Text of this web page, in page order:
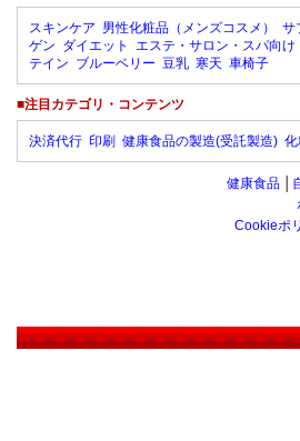
スキンケア 男性化粧品（メンズコスメ） サ
ゲン ダイエット エステ・サロン・スパ向け
テイン ブルーベリー 豆乳 寒天 車椅子
■注目カテゴリ・コンテンツ
決済代行 印刷 健康食品の製造(受託製造)
健康食品
Cookieポ